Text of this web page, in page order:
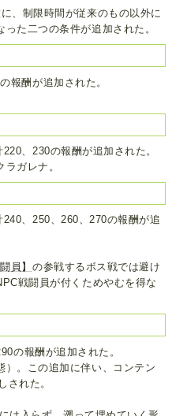
、制限時間が従来のもの以外に
た二つの条件が追加された。
報酬が追加された。
、230の報酬が追加された。
ガレナ。
、250、260、270の報酬が追
員】 の参戦するボス戦では避け
戦闘員が付くためやむを得な
の報酬が追加された。
）。この追加に伴い、コンテン
された。